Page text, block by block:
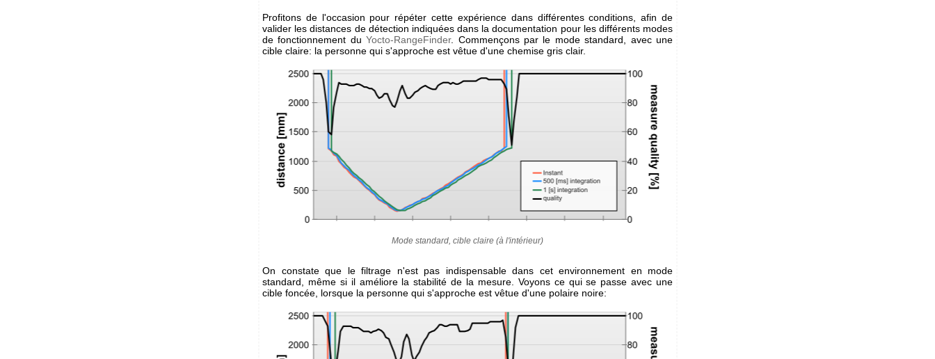
Profitons de l'occasion pour répéter cette expérience dans différentes conditions, afin de
valider les distances de détection indiquées dans la documentation pour les différents modes
de fonctionnement duYocto-RangeFinder. Commençons par le mode standard, avec une
cible claire: la personne qui s'approche est vêtue d'une chemise gris clair.
Mode standard, cible claire (à l'intérieur)
On constate que le filtrage n'est pas indispensable dans cet environnement en mode
standard, même si il améliore la stabilité de la mesure. Voyons ce qui se passe avec une
cible foncée, lorsque la personne qui s'approche est vêtue d'une polaire noire: